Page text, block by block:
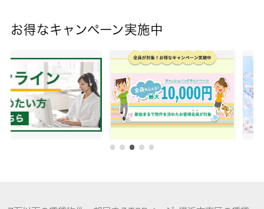
お得なキャンペーン実施中